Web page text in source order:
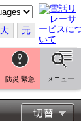
大 元
防災 緊急 メニュー